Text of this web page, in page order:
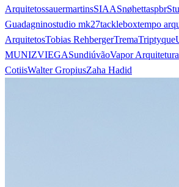
ArquitetossauermartinsSIAASnøhettaspbr
Guadagninostudio mk27tackleboxtempo
ArquitetosTobias RehbergerTremaTriptyque
MUNIZVIEGASundiúvãoVapor Arquitetura
CotiisWalter GropiusZaha Hadid